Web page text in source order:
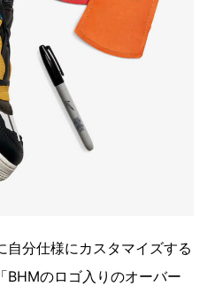
自分仕様にカスタマイズする
のロゴ入りのオーバー